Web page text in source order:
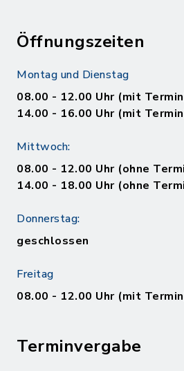
Öffnungszeiten
Montag und Dienstag
08.00 - 12.00 Uhr (mit
14.00 - 16.00 Uhr (mit
Mittwoch:
08.00 - 12.00 Uhr (ohne
14.00 - 18.00 Uhr (ohne
Donnerstag:
geschlossen
Freitag
08.00 - 12.00 Uhr (mit
Terminvergabe